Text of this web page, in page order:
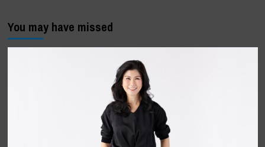
You may have missed